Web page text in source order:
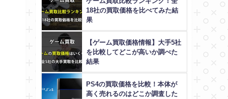
18社の買取価格を比べてみた結
果
【ゲーム買取価格情報】大手5社
を比較してどこが高いか調べた
結果
PS4の買取価格を比較！本体が
高く売れるのはどこか調査した